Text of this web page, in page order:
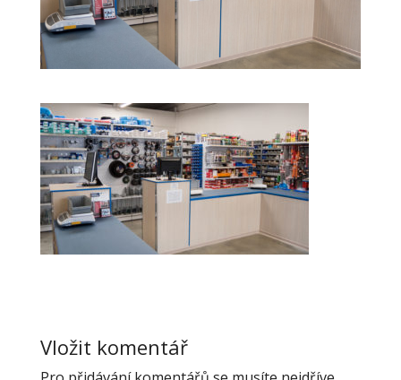
Vložit komentář